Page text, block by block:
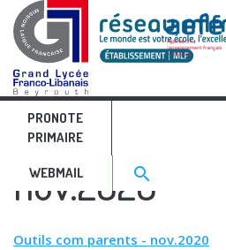
PRONOTE
PRIMAIRE
WEBMAIL Search for:>
search
RELATIVE POSTS
Outils com
nov.2020
Outils com parents - nov.2020